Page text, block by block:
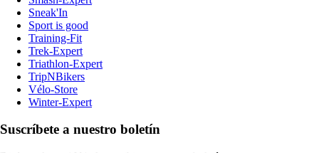
Sneak'In
Sport is good
Training-Fit
Trek-Expert
Triathlon-Expert
TripNBikers
Vélo-Store
Winter-Expert
Suscríbete a nuestro boletín